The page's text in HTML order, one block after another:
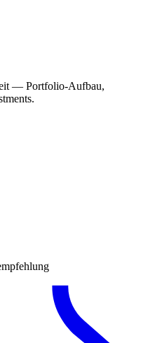
— Portfolio-Aufbau,